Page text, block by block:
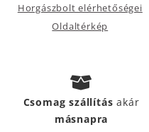
Horgászbolt elérhetőségei
Oldaltérkép
Csomag szállításakár
másnapra